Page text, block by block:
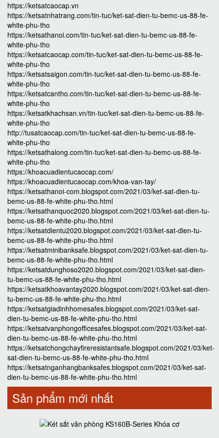
https://ketsatcaocap.vn
https://ketsatnhatrang.com/tin-tuc/ket-sat-dien-tu-bemc-us-88-fe-
white-phu-tho
https://ketsathanoi.com/tin-tuc/ket-sat-dien-tu-bemc-us-88-fe-
white-phu-tho
https://ketsatcaocap.com/tin-tuc/ket-sat-dien-tu-bemc-us-88-fe-
white-phu-tho
https://ketsatsaigon.com/tin-tuc/ket-sat-dien-tu-bemc-us-88-fe-
white-phu-tho
https://ketsatcantho.com/tin-tuc/ket-sat-dien-tu-bemc-us-88-fe-
white-phu-tho
https://ketsatkhachsan.vn/tin-tuc/ket-sat-dien-tu-bemc-us-88-fe-
white-phu-tho
http://tusatcaocap.com/tin-tuc/ket-sat-dien-tu-bemc-us-88-fe-
white-phu-tho
https://ketsathalong.com/tin-tuc/ket-sat-dien-tu-bemc-us-88-fe-
white-phu-tho
https://khoacuadientucaocap.com/
https://khoacuadientucaocap.com/khoa-van-tay/
https://ketsathanoi-com.blogspot.com/2021/03/ket-sat-dien-tu-
bemc-us-88-fe-white-phu-tho.html
https://ketsathanquoc2020.blogspot.com/2021/03/ket-sat-dien-tu-
bemc-us-88-fe-white-phu-tho.html
https://ketsatdientu2020.blogspot.com/2021/03/ket-sat-dien-tu-
bemc-us-88-fe-white-phu-tho.html
https://ketsatminibanksafe.blogspot.com/2021/03/ket-sat-dien-tu-
bemc-us-88-fe-white-phu-tho.html
https://ketsatdunghoso2020.blogspot.com/2021/03/ket-sat-dien-
tu-bemc-us-88-fe-white-phu-tho.html
https://ketsatkhoavantay2020.blogspot.com/2021/03/ket-sat-dien-
tu-bemc-us-88-fe-white-phu-tho.html
https://ketsatgiadinhhomesafes.blogspot.com/2021/03/ket-sat-
dien-tu-bemc-us-88-fe-white-phu-tho.html
https://ketsatvanphongofficesafes.blogspot.com/2021/03/ket-sat-
dien-tu-bemc-us-88-fe-white-phu-tho.html
https://ketsatchongchayfireresistantsafe.blogspot.com/2021/03/ket-
sat-dien-tu-bemc-us-88-fe-white-phu-tho.html
https://ketsatnganhangbanksafes.blogspot.com/2021/03/ket-sat-
dien-tu-bemc-us-88-fe-white-phu-tho.html
Sản phẩm mới nhất